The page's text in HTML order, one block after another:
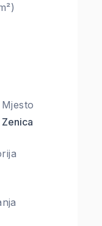
Mjesto
Zenica